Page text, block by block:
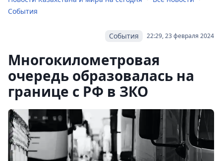
События
22:29, 23 февраля 2024
События
Многокилометровая
очередь образовалась на
границе с РФ в ЗКО